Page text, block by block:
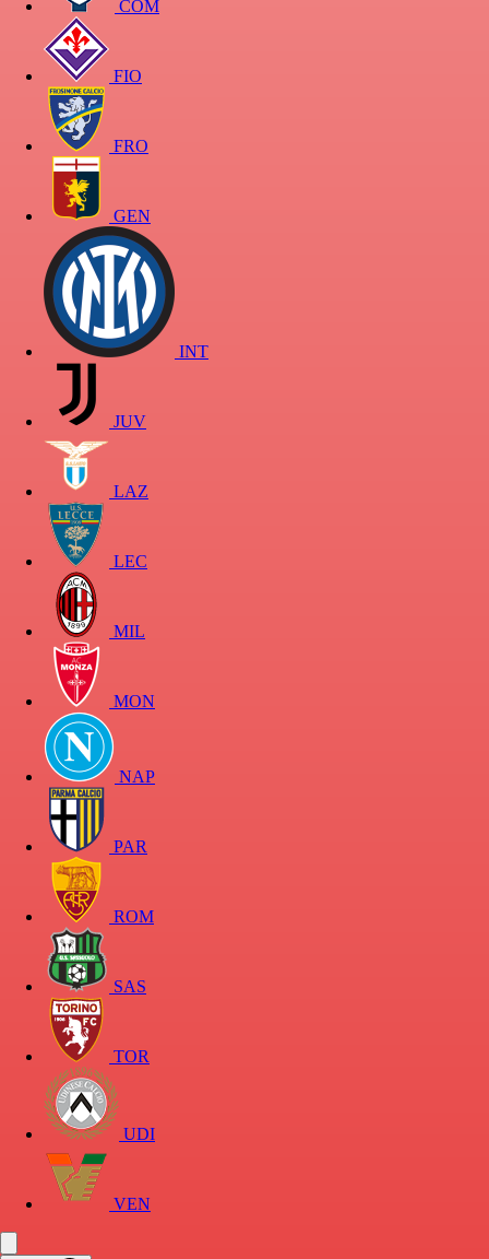
COM
FIO
FRO
GEN
INT
JUV
LAZ
LEC
MIL
MON
NAP
PAR
ROM
SAS
TOR
UDI
VEN